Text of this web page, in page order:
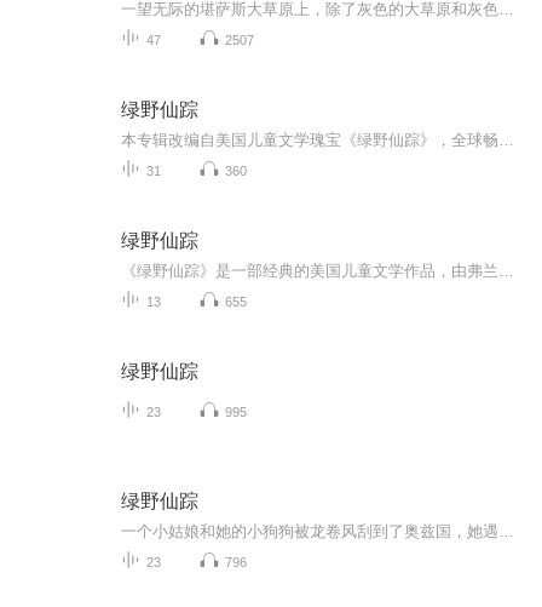
47 2507
绿野仙踪
31 360
绿野仙踪
13 655
绿野仙踪
23 995
绿野仙踪
23 796